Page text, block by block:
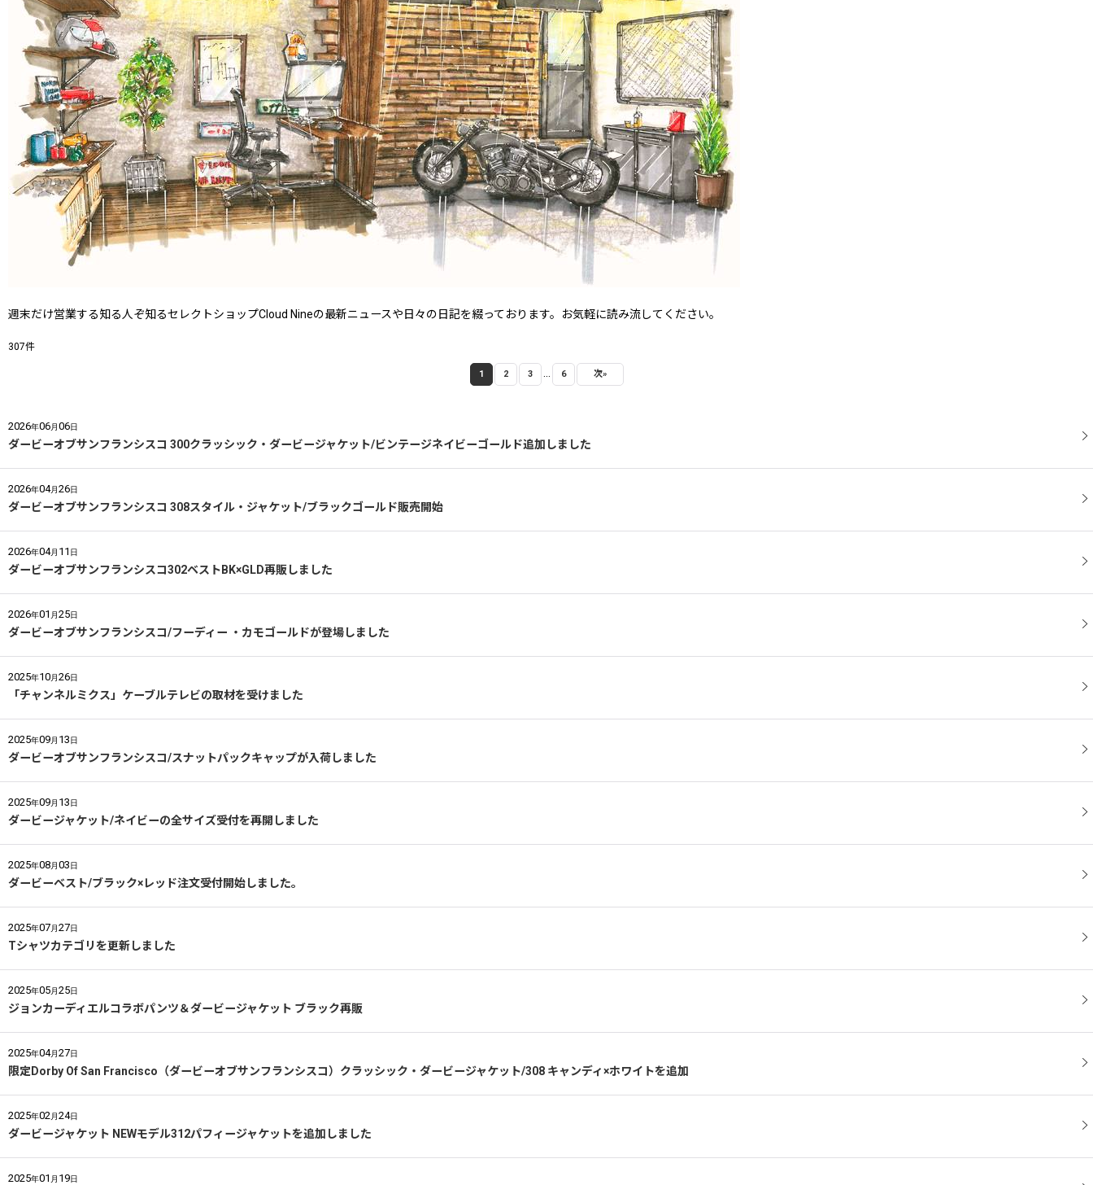
週末だけ営業する知る人ぞ知るセレクトショップCloud Nineの最新ニュースや日々の日記を綴っております。お気軽に読み流してください。
307件
1 2 3 6 次»
2026年06月06日
ダービーオブサンフランシスコ 300クラッシック・ダービージャケット/ビンテージネイビーゴールド追加しました
2026年04月26日
ダービーオブサンフランシスコ 308スタイル・ジャケット/ブラックゴールド販売開始
2026年04月 11 日
ダービーオブサンフランシスコ302ベストBK×GLD再販しました
2026年01 月25日
ダービーオブサンフランシスコ/フーディー ・カモゴールドが登場しました
2025年10月26日
「チャンネルミクス」ケーブルテレビの取材を受けました
2025年09月 13日
ダービーオブサンフランシスコ/スナットパックキャップが入荷しました
2025年09月 13日
ダービージャケット/ネイビーの全サイズ受付を再開しました
2025年08月03日
ダービーベスト/ブラック×レッド注文受付開始しました。
2025年07月27日
Tシャツカテゴリを更新しました
2025年05月25日
ジョンカーディエルコラボパンツ＆ダービージャケット ブラック再販
2025年04月27日
限定Dorby Of San Francisco（ダービーオブサンフランシスコ）クラッシック・ダービージャケット/308 キャンディ×ホワイトを追加
2025年02月24日
ダービージャケット NEWモデル312パフィージャケットを追加しました
2025年01 月 19日